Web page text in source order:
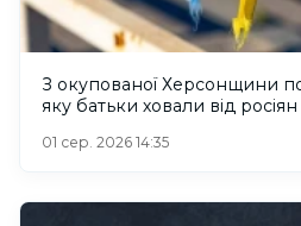
З окупованої Херсонщини
яку батьки ховали від росіян
01 сер. 2026 14:35